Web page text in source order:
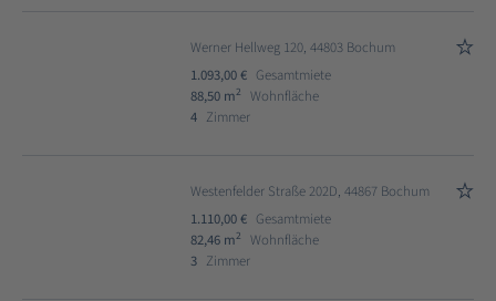
Werner Hellweg 120, 44803 Bochum
1.093,00 € Gesamtmiete
88,50 m2
Wohnfläche
4 Zimmer
Westenfelder Straße 202D, 44867 Bochum
1.110,00 € Gesamtmiete
82,46 m2
Wohnfläche
3 Zimmer